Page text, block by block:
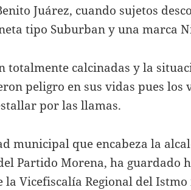
Juárez, cuando sujetos
tipo Suburban y una marca
totalmente calcinadas y la
peligro en sus vidas pues los
por las llamas.
municipal que encabeza la
Partido Morena, ha guardado
la Vicefiscalía Regional del